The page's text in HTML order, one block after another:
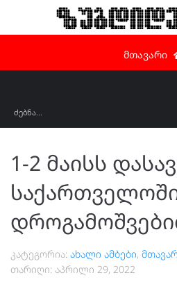
მთავარი
1-2 მაისს
კატეგორია: ახალი ამბები,
თარიღი: აპრილი 29, 2022